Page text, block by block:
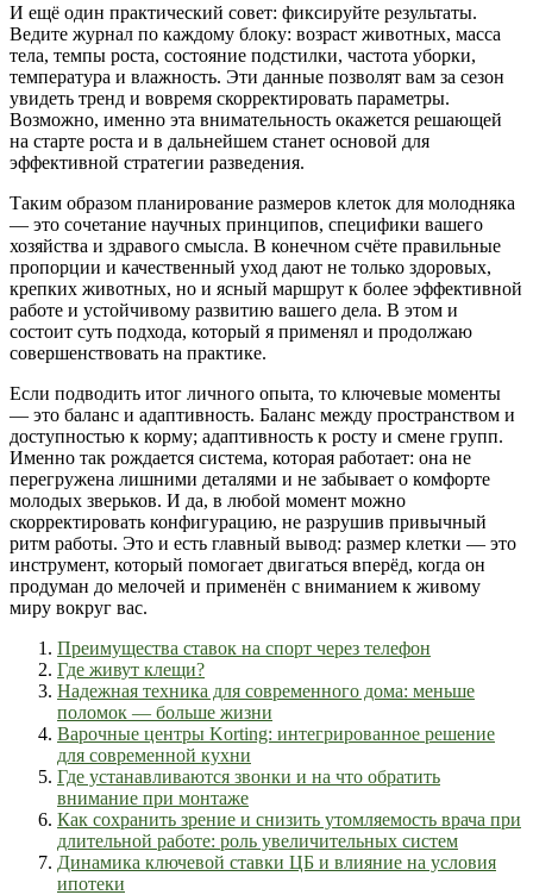
И ещё один практический совет: фиксируйте результаты.
Ведите журнал по каждому блоку: возраст животных, масса
тела, темпы роста, состояние подстилки, частота уборки,
температура и влажность. Эти данные позволят вам за сезон
увидеть тренд и вовремя скорректировать параметры.
Возможно, именно эта внимательность окажется решающей
на старте роста и в дальнейшем станет основой для
эффективной стратегии разведения.
Таким образом планирование размеров клеток для молодняка
— это сочетание научных принципов, специфики вашего
хозяйства и здравого смысла. В конечном счёте правильные
пропорции и качественный уход дают не только здоровых,
крепких животных, но и ясный маршрут к более эффективной
работе и устойчивому развитию вашего дела. В этом и
состоит суть подхода, который я применял и продолжаю
совершенствовать на практике.
Если подводить итог личного опыта, то ключевые моменты
— это баланс и адаптивность. Баланс между пространством и
доступностью к корму; адаптивность к росту и смене групп.
Именно так рождается система, которая работает: она не
перегружена лишними деталями и не забывает о комфорте
молодых зверьков. И да, в любой момент можно
скорректировать конфигурацию, не разрушив привычный
ритм работы. Это и есть главный вывод: размер клетки — это
инструмент, который помогает двигаться вперёд, когда он
продуман до мелочей и применён с вниманием к живому
миру вокруг вас.
Преимущества ставок на спорт через телефон
Где живут клещи?
Надежная техника для современного дома: меньше
поломок — больше жизни
Варочные центры Korting: интегрированное решение
для современной кухни
Где устанавливаются звонки и на что обратить
внимание при монтаже
Как сохранить зрение и снизить утомляемость врача при
длительной работе: роль увеличительных систем
Динамика ключевой ставки ЦБ и влияние на условия
ипотеки